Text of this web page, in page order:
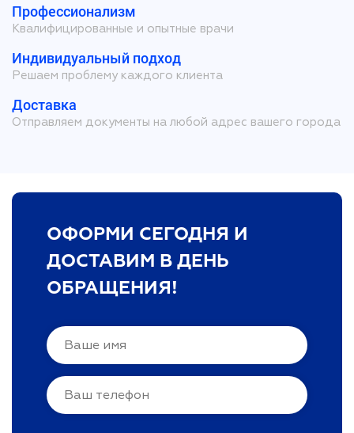
Профессионализм
Квалифицированные и опытные врачи
Индивидуальный подход
Решаем проблему каждого клиента
Доставка
Отправляем документы на любой адрес вашего города
ОФОРМИ СЕГОДНЯ И
ДОСТАВИМ В ДЕНЬ
ОБРАЩЕНИЯ!